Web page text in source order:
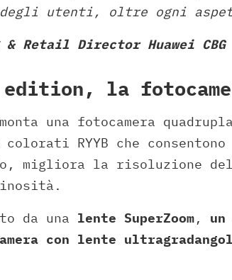
utenti, oltre ogni
& Retail Director Huawei
edition, la
monta una fotocamera
RYYB che consentono
migliora la risoluzione
da una lente SuperZoom,
con lente